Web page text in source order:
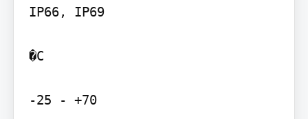
IP66, IP69
�C
-25 - +70